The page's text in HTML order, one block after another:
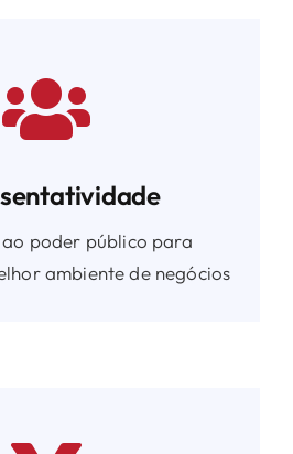
poder público para
ambiente de negócios